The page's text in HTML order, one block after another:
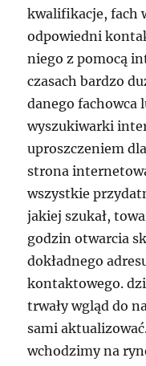
kwalifikacje, fach
odpowiedni
niego z pomocą
czasach bardzo
danego fachowca
wyszukiwarki
uproszczeniem
strona
wszystkie
jakiej szukał,
godzin otwarcia
dokładnego
kontaktowego.
trwały wgląd do
sami
wchodzimy na